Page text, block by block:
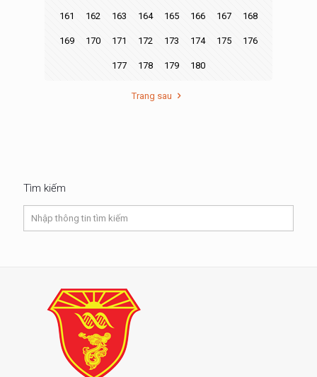
161 162 163 164 165 166 167 168
169 170 171 172 173 174 175 176
177 178 179 180
Trang sau
Tìm kiếm